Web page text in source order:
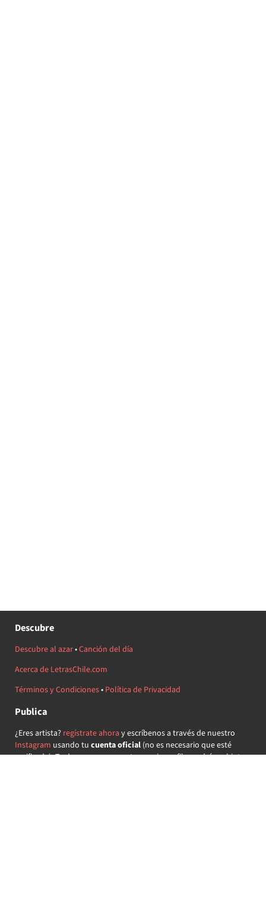
Descubre
Descubre al azar•Canción del día
Acerca de LetrasChile.com
Términos y Condiciones• Política de Privacidad
Publica
¿Eres artista? regístrate ahora y escríbenos a través de nuestro
Instagram usando tu cuenta oficial(no es necesario que esté
verificada) ¡Te daremos acceso a tu propio perfil y podrás subir tus